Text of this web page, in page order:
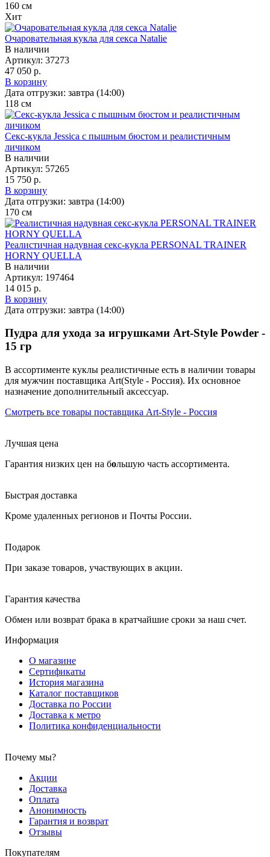
160 см
Хит
Очаровательная кукла для секса Natalie
В наличии
Артикул: 37273
47 050 р.
В корзину
Дата отгрузки: завтра (14:00)
118 см
Секс-кукла Jessica с пышным бюстом и реалистичным
личиком
В наличии
Артикул: 57265
15 750 р.
В корзину
Дата отгрузки: завтра (14:00)
170 см
Реалистичная надувная секс-кукла PERSONAL TRAINER
HORNY QUELLA
В наличии
Артикул: 197464
14 015 р.
В корзину
Дата отгрузки: завтра (14:00)
Пудра для ухода за игрушками Art-Style Powder -
15 гр
В ассортименте куклы реалистичные есть в наличии товары
для мужчин поставщика Art(Style - Россия). Их основное
назначение дополнительный аксессуар.
Смотреть все товары поставщика Art-Style - Россия
Лучшая цена
Гарантия низких цен на большую часть ассортимента.
Быстрая доставка
Кроме удаленных регионов и Почты России.
Подарок
При заказе товаров, участвующих в акции.
Гарантия качества
Обмен или возврат брака в кратчайшие сроки за наш счет.
Информация
О магазине
Сертификаты
История магазина
Каталог поставщиков
Доставка по России
Доставка к метро
Политика конфиденциальности
Почему мы?
Акции
Доставка
Оплата
Анонимность
Гарантия и возврат
Отзывы
Покупателям